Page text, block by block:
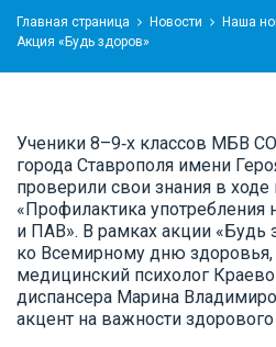
Главная страница Новости
Наша
Акция «Будь здоров»
Ученики 8–9‑х классов МБВ
города Ставрополя имени
проверили свои знания в
«Профилактика употребления
и ПАВ». В рамках акции «Будь
ко Всемирному дню
медицинский психолог
диспансера Марина
акцент на важности